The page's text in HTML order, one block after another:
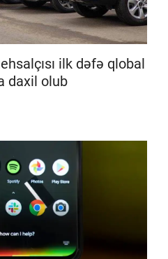
ilk dəfə qlobal
daxil olub